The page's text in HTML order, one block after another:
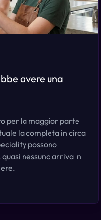
avere una
per la maggior parte
la completa in circa
possono
quasi nessuno arriva in